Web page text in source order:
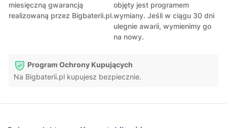
miesięczną gwarancją
realizowaną przez Bigbaterii.pl.
objęty jest programem
wymiany. Jeśli w ciągu 30 dni
ulegnie awarii, wymienimy go
na nowy.
Program Ochrony Kupujących
Na Bigbaterii.pl kupujesz bezpiecznie.